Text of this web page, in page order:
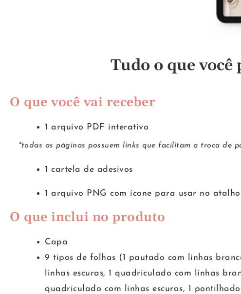
Tudo o que
O que você vai receber
1 arquivo PDF interativo
*todas as páginas possuem links que facilitam a troca de
1 cartela de adesivos
1 arquivo PNG com ícone para usar no
O que inclui no produto
Capa
9 tipos de folhas (1 pautado com linhas
linhas escuras, 1 quadriculado com linhas
quadriculado com linhas escuras, 1